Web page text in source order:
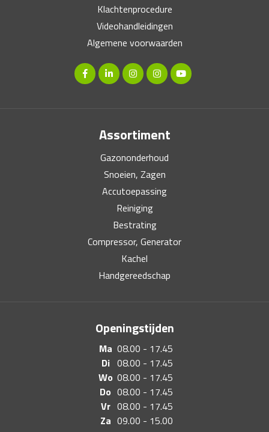
Klachtenprocedure
Videohandleidingen
Algemene voorwaarden
Assortiment
Gazononderhoud
Snoeien, Zagen
Accutoepassing
Reiniging
Bestrating
Compressor, Generator
Kachel
Handgereedschap
Openingstijden
Ma 08.00 - 17.45
Di 08.00 - 17.45
Wo 08.00 - 17.45
Do 08.00 - 17.45
Vr 08.00 - 17.45
Za 09.00 - 15.00